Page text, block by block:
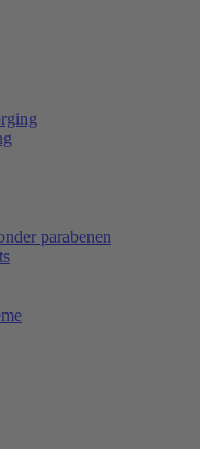
parabenen